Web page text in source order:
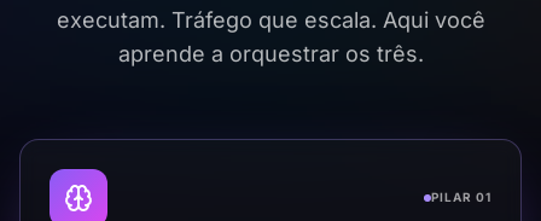
executam. Tráfego que escala. Aqui você
aprende a orquestrar os três.
PILAR 01